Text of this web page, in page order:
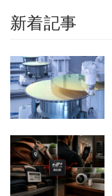
新着記事